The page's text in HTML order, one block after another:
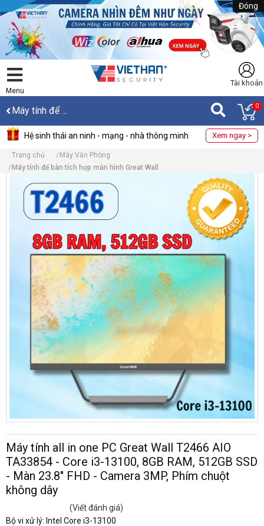
Đóng
Menu
Tài khoản
Máy tính để ... 0
Hệ sinh thái an ninh - mạng - nhà thông minh Xem ngay >
Trang chủ
Máy Văn Phòng
Máy tính để bàn tích hợp màn hình Great Wall
Máy tính all in one PC Great Wall T2466 AIO
TA33854 - Core i3-13100, 8GB RAM, 512GB SSD
- Màn 23.8" FHD - Camera 3MP, Phím chuột
không dây
(Viết đánh giá)
Bộ vi xử lý: Intel Core i3-13100